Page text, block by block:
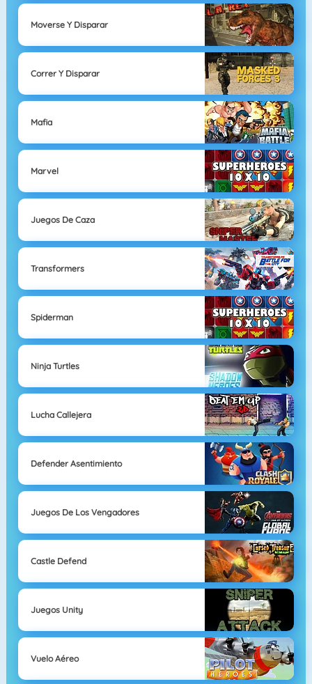
Moverse Y Disparar
Correr Y Disparar
Mafia
Marvel
Juegos De Caza
Transformers
Spiderman
Ninja Turtles
Lucha Callejera
Defender Asentimiento
Juegos De Los Vengadores
Castle Defend
Juegos Unity
Vuelo Aéreo